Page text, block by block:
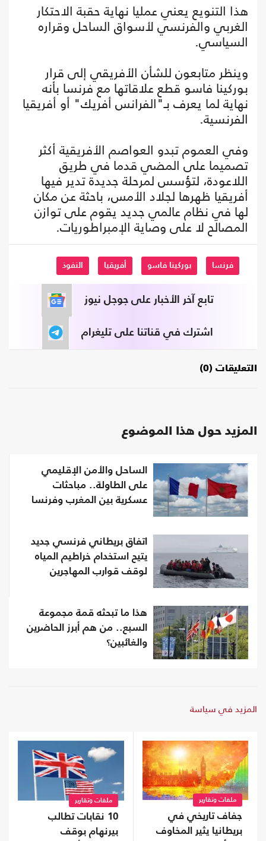
هذا التنويع يعني عمليا نهاية حقبة الاحتكار
الغربي والفرنسي لأسواق الساحل وقراره
السياسي.
وينظر متابعون للشأن الأفريقي إلى قرار
بوركينا فاسو قطع علاقاتها مع فرنسا بأنه
نهاية لما يعرف بـ"الفرانس أفريك" أو أفريقيا
الفرنسية.
وفي العموم تبدو العواصم الأفريقية أكثر
تصميما على المضي قدما في طريق
اللاعودة، لتؤسس لمرحلة جديدة تدير فيها
أفريقيا ظهرها لجلاد الأمس، باحثة عن مكان
لها في نظام عالمي جديد يقوم على توازن
المصالح لا على وصاية الإمبراطوريات.
فرنسا بوركينا فاسو أفريقيا النفوذ
تابع آخر الأخبار على جوجل نيوز
اشترك في قناتنا على تليغرام
التعليقات (0)
المزيد حول هذا الموضوع
الساحل والأمن الإقليمي
على الطاولة.. مباحثات
عسكرية بين المغرب وفرنسا
اتفاق بريطاني فرنسي جديد
يتيح استخدام خراطيم المياه
لوقف قوارب المهاجرين
هذا ما تبحثه قمة مجموعة
السبع.. من هم أبرز الحاضرين
والغائبين؟
المزيد في سياسة
ملفات وتقارير
جفاف تاريخي في
بريطانيا يثير المخاوف
ملفات وتقارير
10 نقابات تطالب
بيرنهام بوقف